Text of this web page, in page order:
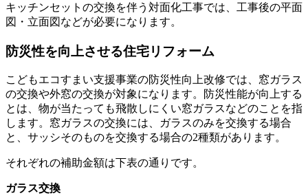
キッチンセットの交換を伴う対面化工事では、工事後の平面
図・立面図などが必要になります。
防災性を向上させる住宅リフォーム
こどもエコすまい支援事業の防災性向上改修では、窓ガラス
の交換や外窓の交換が対象になります。防災性能が向上する
とは、物が当たっても飛散しにくい窓ガラスなどのことを指
します。窓ガラスの交換には、ガラスのみを交換する場合
と、サッシそのものを交換する場合の2種類があります。
それぞれの補助金額は下表の通りです。
ガラス交換